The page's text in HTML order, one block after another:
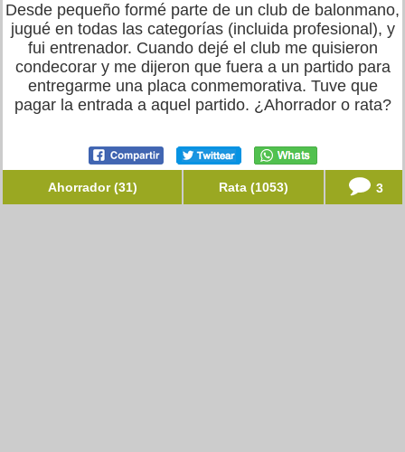
Desde pequeño formé parte de un club de balonmano,
jugué en todas las categorías (incluida profesional), y
fui entrenador. Cuando dejé el club me quisieron
condecorar y me dijeron que fuera a un partido para
entregarme una placa conmemorativa. Tuve que
pagar la entrada a aquel partido. ¿Ahorrador o rata?
Ahorrador (31) Rata (1053) 3